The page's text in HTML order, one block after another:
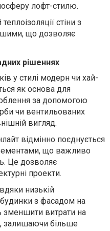
лофт-стилю.
стіни з
що дозволяє
рішеннях
у стилі модерн чи хай-
як основа для
за допомогою
чи вентильованих
вигляд.
відмінно поєднується
що важливо
Це дозволяє
проекти.
низькій
будинки з фасадом на
зменшити витрати на
залишаючи більше